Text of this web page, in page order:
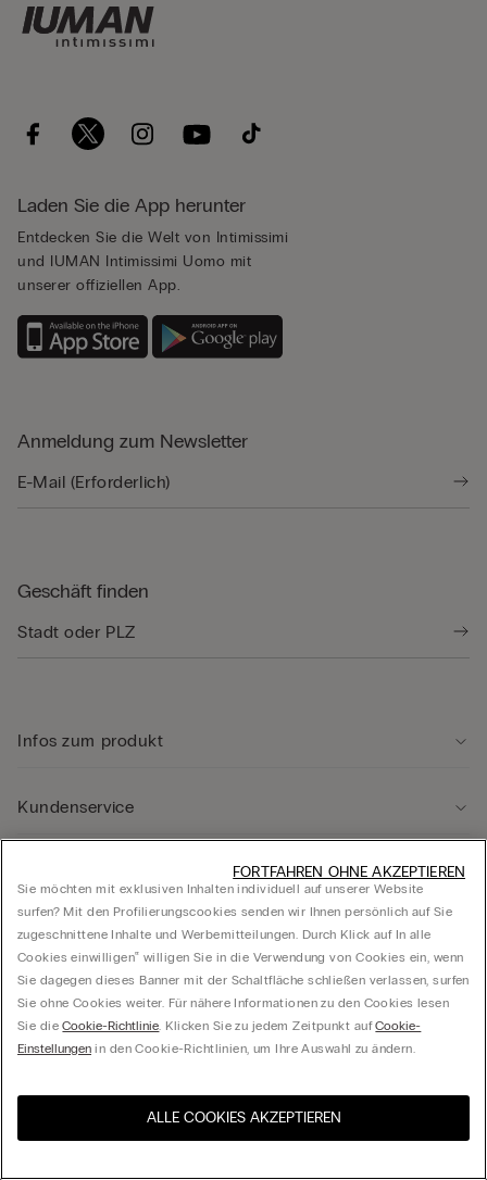
Wählen Sie die Größe
Laden Sie die App herunter
Entdecken Sie die Welt von Intimissimi
und IUMAN Intimissimi Uomo mit
unserer offiziellen App.
Anmeldung zum Newsletter
Geschäft finden
Infos zum produkt
Kundenservice
Unternehmen
© Calzedonia Germany GmbH, Kesselstraße 5-7, 40221 Düsseldorf, USt-IdNr.:
United States
Sie möchten mit exklusiven Inhalten individuell auf unserer Website
surfen? Mit den Profilierungscookies senden wir Ihnen persönlich auf Sie
zugeschnittene Inhalte und Werbemitteilungen. Durch Klick auf In alle
Cookies einwilligen‟ willigen Sie in die Verwendung von Cookies ein, wenn
Sie dagegen dieses Banner mit der Schaltfläche schließen verlassen, surfen
Sie ohne Cookies weiter. Für nähere Informationen zu den Cookies lesen
Sie dieCookie-Richtlinie. Klicken Sie zu jedem Zeitpunkt aufCookie-
Einstellungen in den Cookie-Richtlinien, um Ihre Auswahl zu ändern.
ALLE COOKIES AKZEPTIEREN
FORTFAHREN OHNE AKZEPTIEREN